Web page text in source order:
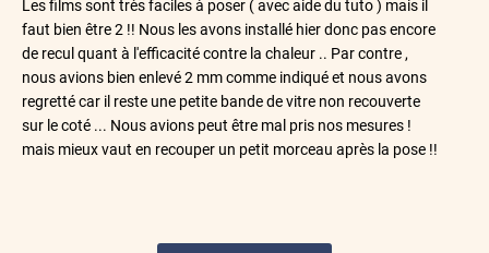
Les films sont très faciles à poser ( avec aide du tuto ) mais il
faut bien être 2 !! Nous les avons installé hier donc pas encore
de recul quant à l'efficacité contre la chaleur .. Par contre ,
nous avions bien enlevé 2 mm comme indiqué et nous avons
regretté car il reste une petite bande de vitre non recouverte
sur le coté ... Nous avions peut être mal pris nos mesures !
mais mieux vaut en recouper un petit morceau après la pose !!